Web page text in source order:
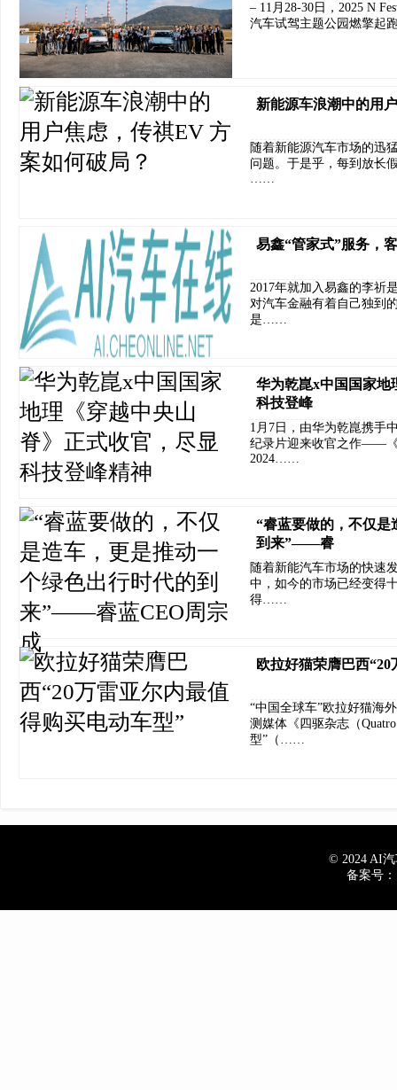
– 11月28-30日，2025 N
汽车试驾主题公园燃擎起
新能源车浪潮中的用
随着新能源汽车市场的迅
问题。于是乎，每到放长
……
易鑫“管家式”服务，
2017年就加入易鑫的李祈
对汽车金融有着自己独到
是……
华为乾崑x中国国家地
科技登峰
1月7日，由华为乾崑携手
纪录片迎来收官之作——
2024……
“睿蓝要做的，不仅是
到来”——睿
随着新能汽车市场的快速
中，如今的市场已经变得
得……
欧拉好猫荣膺巴西
“中国全球车”欧拉好猫海
测媒体《四驱杂志（
型”（……
© 2024 AI汽
备案号：